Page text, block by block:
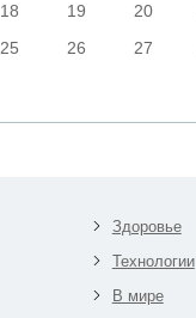
18 19 20
25 26 27
Здоровье
Технологии
В мире